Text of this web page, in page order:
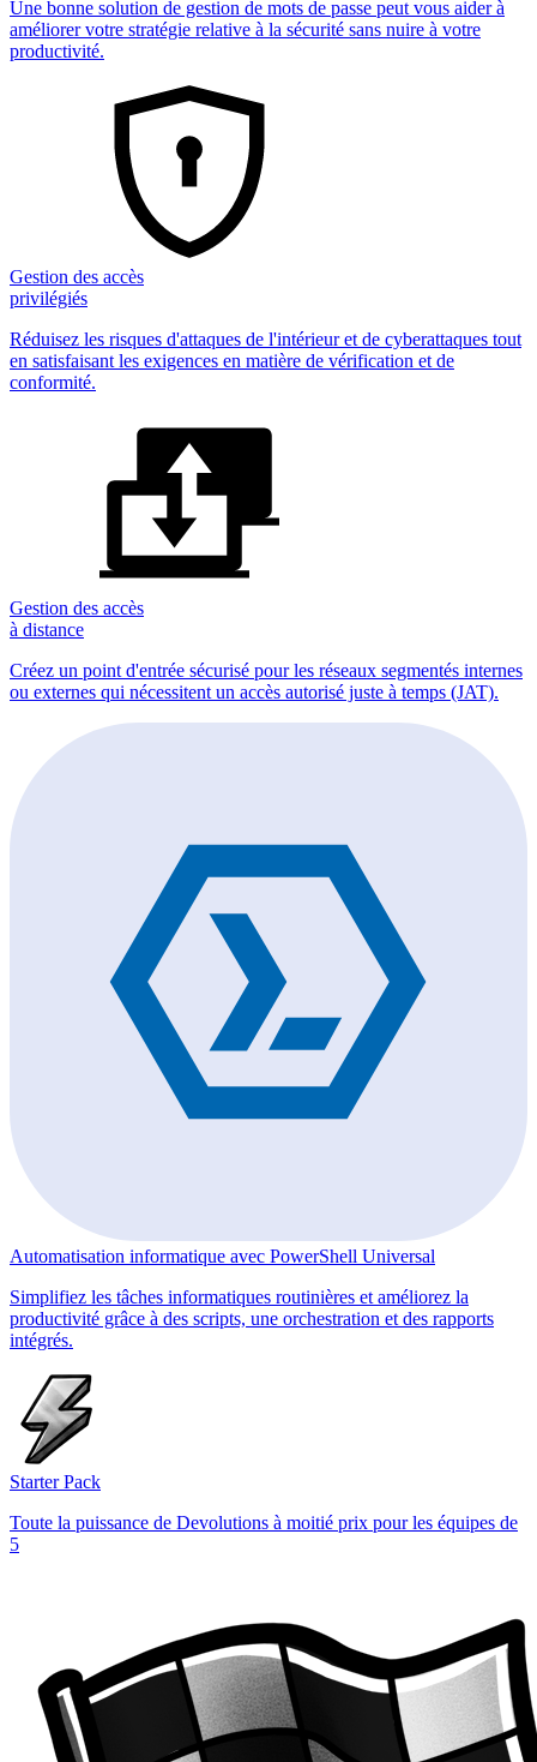
Une bonne solution de gestion de mots de passe peut vous aider à
améliorer votre stratégie relative à la sécurité sans nuire à votre
productivité.
Gestion des accès
privilégiés
Réduisez les risques d'attaques de l'intérieur et de cyberattaques tout
en satisfaisant les exigences en matière de vérification et de
conformité.
Gestion des accès
à distance
Créez un point d'entrée sécurisé pour les réseaux segmentés internes
ou externes qui nécessitent un accès autorisé juste à temps (JAT).
Automatisation informatique avec PowerShell Universal
Simplifiez les tâches informatiques routinières et améliorez la
productivité grâce à des scripts, une orchestration et des rapports
intégrés.
Starter Pack
Toute la puissance de Devolutions à moitié prix pour les équipes de
5